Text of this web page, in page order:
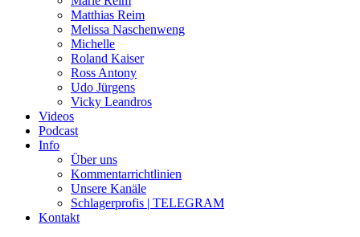
Matthias Reim
Melissa Naschenweng
Michelle
Roland Kaiser
Ross Antony
Udo Jürgens
Vicky Leandros
Videos
Podcast
Info
Über uns
Kommentarrichtlinien
Unsere Kanäle
Schlagerprofis | TELEGRAM
Kontakt